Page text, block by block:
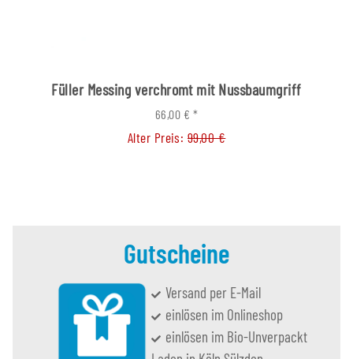
Füller Messing verchromt mit Nussbaumgriff
66,00 € *
Alter Preis: 99,00 €
Gutscheine
Versand per E-Mail
einlösen im Onlineshop
einlösen im Bio-Unverpackt